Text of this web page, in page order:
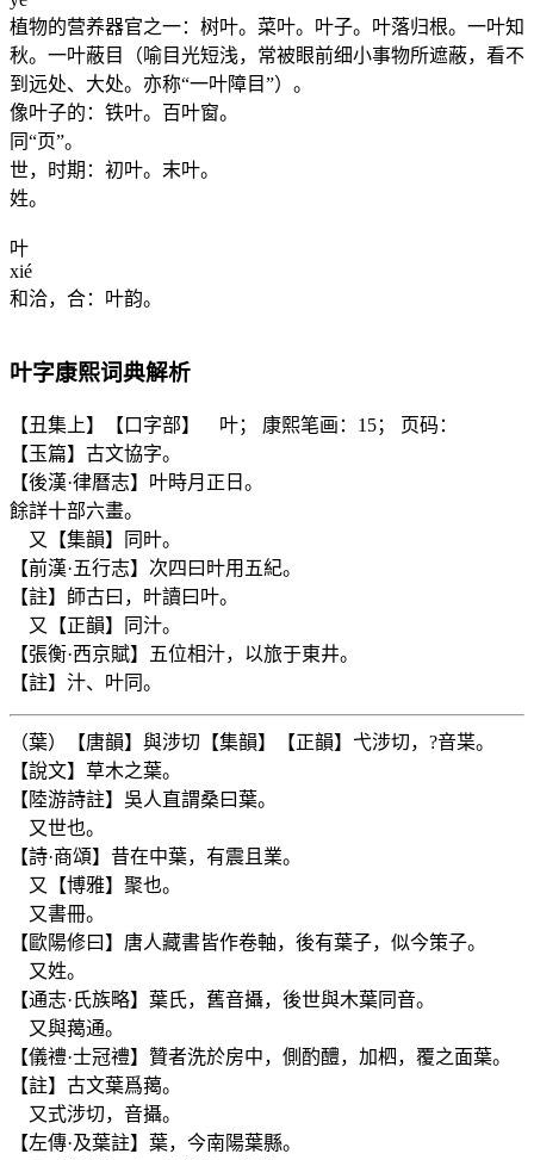
植物的营养器官之一：树叶。菜叶。叶子。叶落归根。一叶知
秋。一叶蔽目（喻目光短浅，常被眼前细小事物所遮蔽，看不
到远处、大处。亦称“一叶障目”）。
像叶子的：铁叶。百叶窗。
同“页”。
世，时期：初叶。末叶。
姓。
叶
xié
和洽，合：叶韵。
叶字康熙词典解析
【丑集上】【口字部】 叶； 康熙笔画：15； 页码：
【玉篇】古文協字。
【後漢·律曆志】叶時月正日。
餘詳十部六畫。
又【集韻】同旪。
【前漢·五行志】次四曰旪用五紀。
【註】師古曰，旪讀曰叶。
又【正韻】同汁。
【張衡·西京賦】五位相汁，以旅于東井。
【註】汁、叶同。
（葉）【唐韻】與涉切【集韻】【正韻】弋涉切，?音枼。
【說文】草木之葉。
【陸游詩註】吳人直謂桑曰葉。
又世也。
【詩·商頌】昔在中葉，有震且業。
又【博雅】聚也。
又書冊。
【歐陽修曰】唐人藏書皆作卷軸，後有葉子，似今策子。
又姓。
【通志·氏族略】葉氏，舊音攝，後世與木葉同音。
又與䔾通。
【儀禮·士冠禮】贊者洗於房中，側酌醴，加柶，覆之面葉。
【註】古文葉爲䔾。
又式涉切，音攝。
【左傳·及葉註】葉，今南陽葉縣。